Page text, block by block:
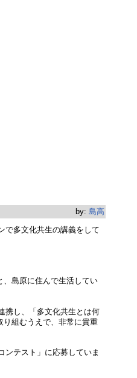
by: 島高
で多文化共生の講義をして
、島原に住んで生活してい
携し、「 多文化共生とは何
り組むうえで、非常に貴重
ンテスト」に応募していま